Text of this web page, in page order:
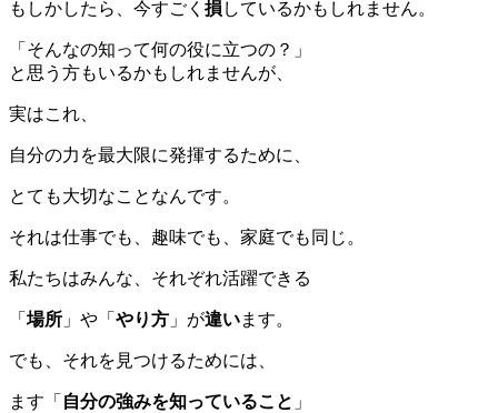
もしかしたら、今すごく 損 しているかもしれません。
「そんなの知って何の役に立つの？」
と思う方もいるかもしれませんが、
実はこれ、
自分の力を最大限に発揮するために、
とても大切なことなんです。
それは仕事でも、趣味でも、家庭でも同じ。
私たちはみんな、それぞれ活躍できる
「 場所 」や「 やり方 」が違います。
でも、それを見つけるためには、
ます「 自分の強みを知っていること 」